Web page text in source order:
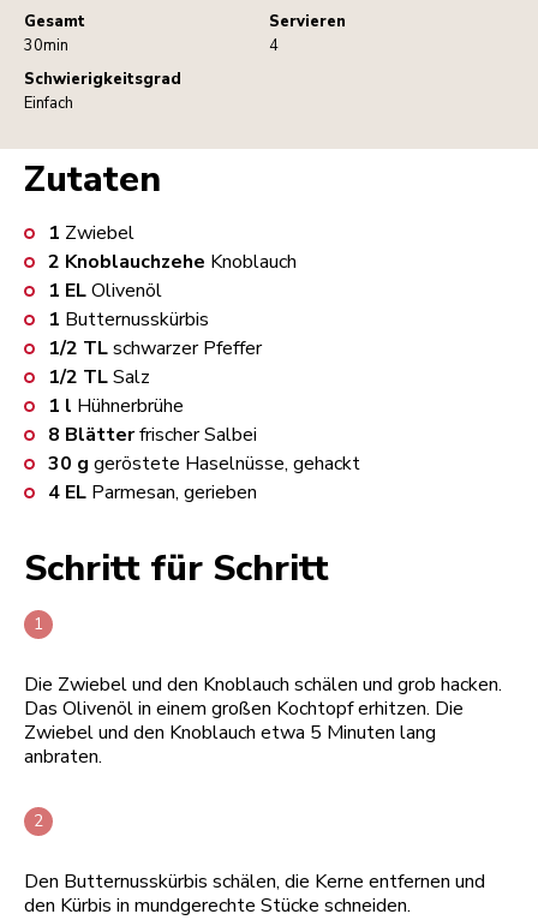
Gesamt
30min
Servieren
4
Schwierigkeitsgrad
Einfach
Zutaten
1 Zwiebel
2 Knoblauchzehe Knoblauch
1 ELOlivenöl
1 Butternusskürbis
1/2 TLschwarzer Pfeffer
1/2 TLSalz
1 l Hühnerbrühe
8 Blätterfrischer Salbei
30 g geröstete Haselnüsse, gehackt
4 EL Parmesan, gerieben
Schritt für Schritt
Die Zwiebel und den Knoblauch schälen und grob hacken.
Das Olivenöl in einem großen Kochtopf erhitzen. Die
Zwiebel und den Knoblauch etwa 5 Minuten lang
anbraten.
Den Butternusskürbis schälen, die Kerne entfernen und
den Kürbis in mundgerechte Stücke schneiden.